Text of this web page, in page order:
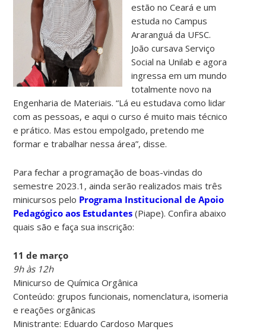
estão no Ceará e um
estuda no Campus
Araranguá da UFSC.
João cursava Serviço
Social na Unilab e agora
ingressa em um mundo
totalmente novo na
Engenharia de Materiais. “Lá eu estudava como lidar
com as pessoas, e aqui o curso é muito mais técnico
e prático. Mas estou empolgado, pretendo me
formar e trabalhar nessa área”, disse.
Para fechar a programação de boas-vindas do
semestre 2023.1, ainda serão realizados mais três
minicursos pelo Programa Institucional de Apoio
Pedagógico aos Estudantes (Piape). Confira abaixo
quais são e faça sua inscrição:
11 de março
9h às 12h
Minicurso de Química Orgânica
Conteúdo: grupos funcionais, nomenclatura, isomeria
e reações orgânicas
Ministrante: Eduardo Cardoso Marques